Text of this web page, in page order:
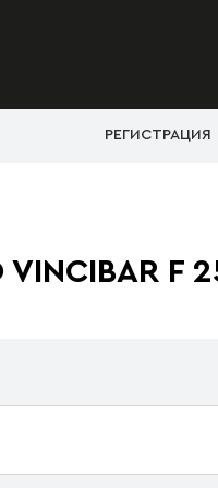
РЕГИСТРАЦИЯ
VINCIBAR F